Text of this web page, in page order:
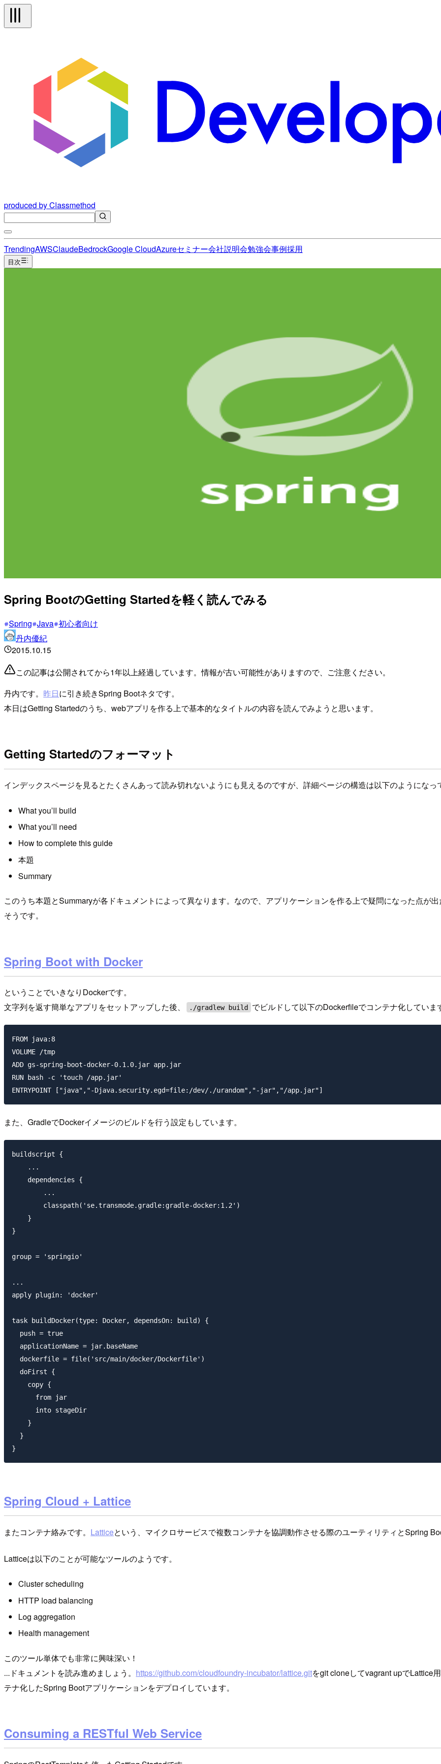
produced by Classmethod
TrendingAWSClaudeBedrockGoogle CloudAzureセミナー会社説明会勉強会事例採用
目次
Spring BootのGetting Startedを軽く読んでみる
Spring Java 初心者向け
丹内優紀
2015.10.15
この記事は公開されてから1年以上経過しています。情報が古い可能性がありますので、ご注意ください。
丹内です。 昨日に引き続きSpring Bootネタです。
本日はGetting Startedのうち、webアプリを作る上で基本的なタイトルの内容を読んでみようと思います。
Getting Startedのフォーマット
インデックスページを見るとたくさんあって読み切れないようにも見えるのですが、詳細ページの構造は以下のようになっ
What you’ll build
What you’ll need
How to complete this guide
本題
Summary
このうち本題とSummaryが各ドキュメントによって異なります。なので、アプリケーションを作る上で疑問になった点が
そうです。
Spring Boot with Docker
ということでいきなりDockerです。
文字列を返す簡単なアプリをセットアップした後、
./gradlew build でビルドして以下のDockerfileでコンテナ化していま
FROM java:8
VOLUME /tmp
ADD gs-spring-boot-docker-0.1.0.jar app.jar
RUN bash -c 'touch /app.jar'
また、GradleでDockerイメージのビルドを行う設定もしています。
buildscript {
    ...
    dependencies {
        ...
        classpath('se.transmode.gradle:gradle-docker:1.2')
    }
}
group = 'springio'
...
apply plugin: 'docker'
task buildDocker(type: Docker, dependsOn: build) {
  push = true
  applicationName = jar.baseName
  dockerfile = file('src/main/docker/Dockerfile')
  doFirst {
    copy {
      from jar
      into stageDir
    }
  }
Spring Cloud + Lattice
またコンテナ絡みです。 Latticeという、マイクロサービスで複数コンテナを協調動作させる際のユーティリティとSpring
Latticeは以下のことが可能なツールのようです。
Cluster scheduling
HTTP load balancing
Log aggregation
Health management
このツール単体でも非常に興味深い！
...ドキュメントを読み進めましょう。 https://github.com/cloudfoundry-incubator/lattice.gitをgit cloneしてvagrant upでLattice
テナ化したSpring Bootアプリケーションをデプロイしています。
Consuming a RESTful Web Service